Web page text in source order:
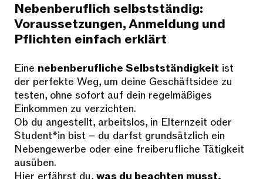
Nebenberuflich selbstständig:
Voraussetzungen, Anmeldung und
Pflichten einfach erklärt
Eine nebenberufliche Selbstständigkeit ist
der perfekte Weg, um deine Geschäftsidee zu
testen, ohne sofort auf dein regelmäßiges
Einkommen zu verzichten.
Ob du angestellt, arbeitslos, in Elternzeit oder
Student*in bist – du darfst grundsätzlich ein
Nebengewerbe oder eine freiberufliche Tätigkeit
ausüben.